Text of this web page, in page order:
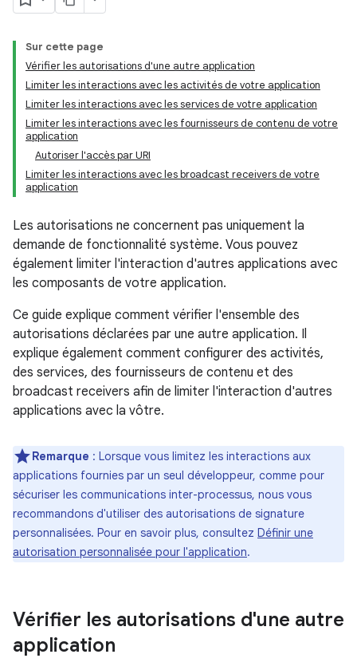
Sur cette page
Vérifier les autorisations d'une autre application
Limiter les interactions avec les activités de votre application
Limiter les interactions avec les services de votre application
Limiter les interactions avec les fournisseurs de contenu de votre
application
Autoriser l'accès par URI
Limiter les interactions avec les broadcast receivers de votre
application
Les autorisations ne concernent pas uniquement la
demande de fonctionnalité système. Vous pouvez
également limiter l'interaction d'autres applications avec
les composants de votre application.
Ce guide explique comment vérifier l'ensemble des
autorisations déclarées par une autre application. Il
explique également comment configurer des activités,
des services, des fournisseurs de contenu et des
broadcast receivers afin de limiter l'interaction d'autres
applications avec la vôtre.
Remarque : Lorsque vous limitez les interactions aux
applications fournies par un seul développeur, comme pour
sécuriser les communications inter-processus, nous vous
recommandons d'utiliser des autorisations de signature
personnalisées. Pour en savoir plus, consultez Définir une
autorisation personnalisée pour l'application.
Vérifier les autorisations d'une autre
application